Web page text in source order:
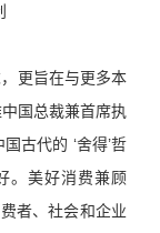
更旨在与更多本
国总裁兼首席执
古代的 ‘舍得’哲
。美好消费兼顾
费者、社会和企业